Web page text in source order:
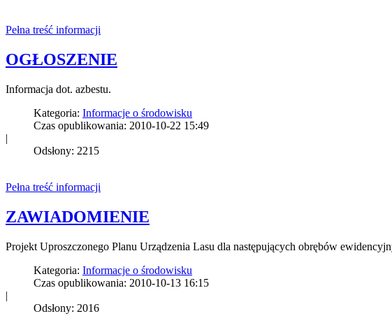
Pełna treść informacji
OGŁOSZENIE
Informacja dot. azbestu.
Kategoria: Informacje o środowisku
Czas opublikowania: 2010-10-22 15:49
|
Odsłony: 2215
Pełna treść informacji
ZAWIADOMIENIE
Projekt Uproszczonego Planu Urządzenia Lasu dla następujących obrębów
Kategoria: Informacje o środowisku
Czas opublikowania: 2010-10-13 16:15
|
Odsłony: 2016